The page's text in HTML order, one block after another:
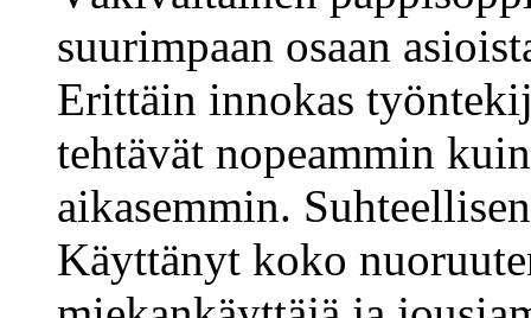
suurimpaan osaan
Erittäin innokas
tehtävät nopeammin
aikasemmin.
Käyttänyt koko